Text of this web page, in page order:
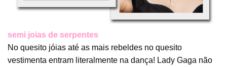
semi joias de serpentes
No quesito jóias até as mais rebeldes no quesito
vestimenta entram literalmente na dança! Lady Gaga não